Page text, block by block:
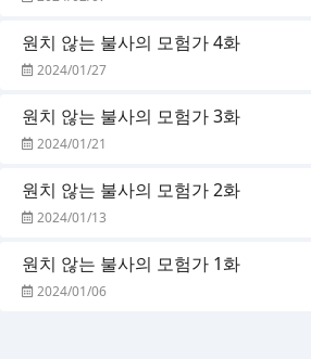
원치 않는 불사의 모험가 4화
2024/01/27
원치 않는 불사의 모험가 3화
2024/01/21
원치 않는 불사의 모험가 2화
2024/01/13
원치 않는 불사의 모험가 1화
2024/01/06